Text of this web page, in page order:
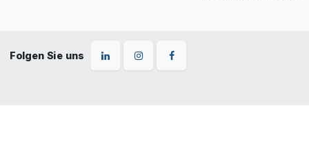
Folgen Sie uns